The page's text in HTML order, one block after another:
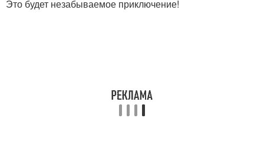
Это будет незабываемое приключение!